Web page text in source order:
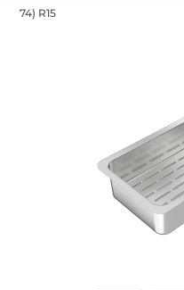
74) R15